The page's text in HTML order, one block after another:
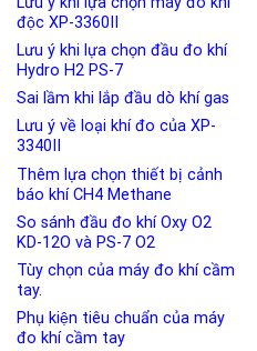
độc XP-3360II
Lưu ý khi lựa chọn đầu đo khí
Hydro H2 PS-7
Sai lầm khi lắp đầu dò khí gas
Lưu ý về loại khí đo của XP-
3340II
Thêm lựa chọn thiết bị cảnh
báo khí CH4 Methane
So sánh đầu đo khí Oxy O2
KD-12O và PS-7 O2
Tùy chọn của máy đo khí cầm
tay.
Phụ kiện tiêu chuẩn của máy
đo khí cầm tay